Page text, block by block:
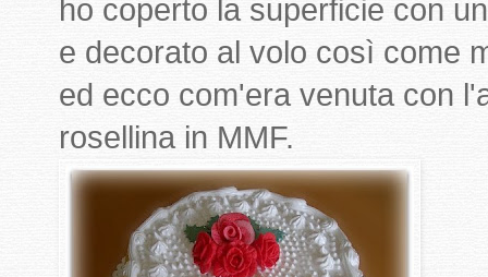
ho coperto la superficie con
e decorato al volo così come
ed ecco com'era venuta con
rosellina in MMF.